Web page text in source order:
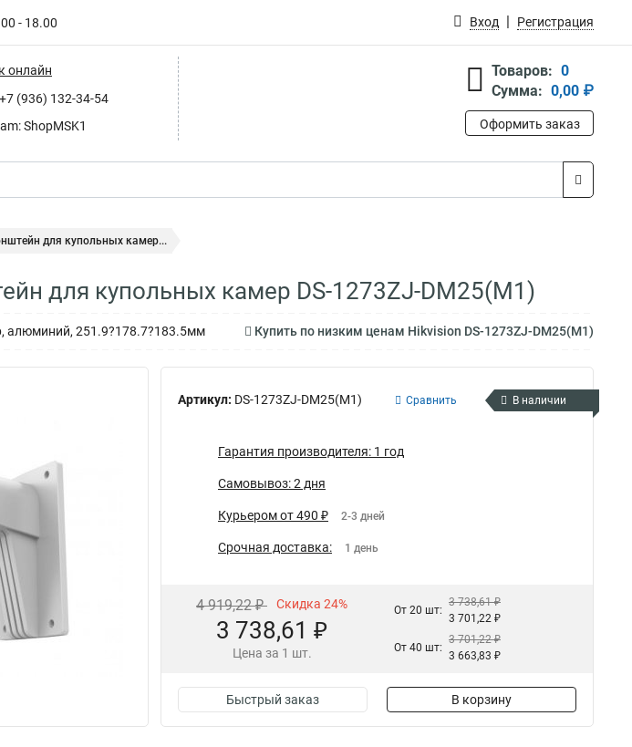
- 18.00 Вход Регистрация
онлайн
(936) 132-34-54
ShopMSK1
Товаров: 0
Сумма: 0,00 ₽
Оформить заказ
для купольных камер...
для купольных камер DS-1273ZJ-DM25(M1)
алюминий, 251.9?178.7?183.5мм Купить по низким ценам Hikvision DS-1273ZJ-DM25(M1)
Артикул: DS-1273ZJ-DM25(M1) Сравнить В наличии
Гарантия производителя: 1 год
Самовывоз: 2 дня
Курьером от 490 ₽ 2-3 дней
Срочная доставка: 1 день
4 919,22 ₽ Скидка 24%
3 738,61 ₽
Цена за 1 шт.
От 20 шт:
3 738,61 ₽
3 701,22 ₽
От 40 шт:
3 701,22 ₽
3 663,83 ₽
Быстрый заказ В корзину